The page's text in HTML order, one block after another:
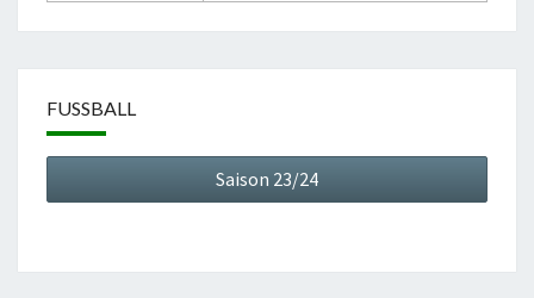
FUSSBALL
Saison 23/24